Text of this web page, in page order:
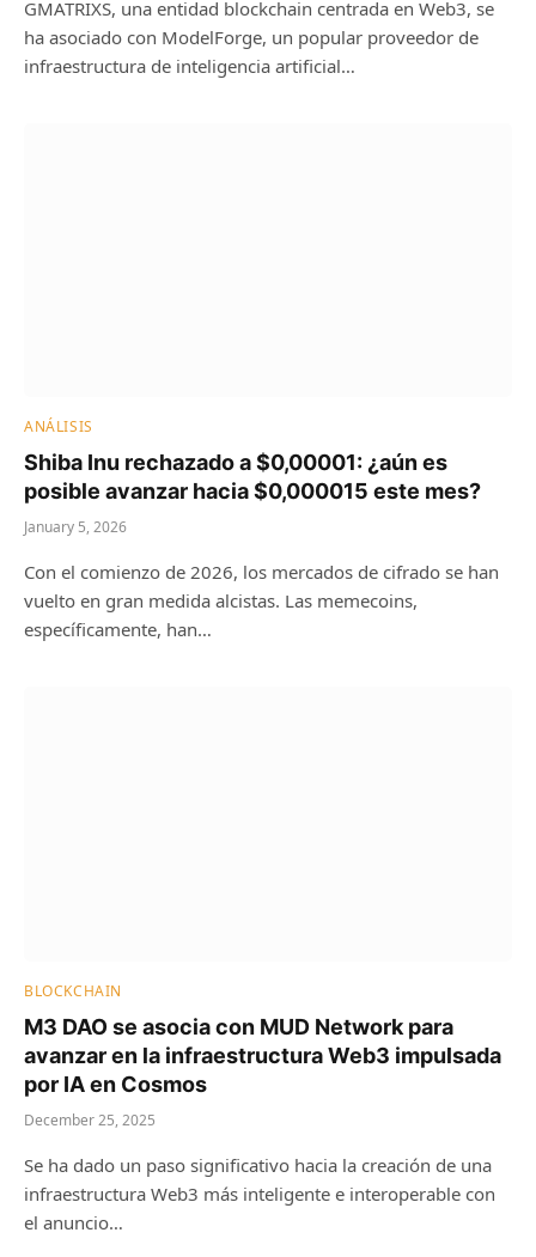
GMATRIXS, una entidad blockchain centrada en Web3, se
ha asociado con ModelForge, un popular proveedor de
infraestructura de inteligencia artificial…
ANÁLISIS
Shiba Inu rechazado a $0,00001: ¿aún es
posible avanzar hacia $0,000015 este mes?
January 5, 2026
Con el comienzo de 2026, los mercados de cifrado se han
vuelto en gran medida alcistas. Las memecoins,
específicamente, han…
BLOCKCHAIN
M3 DAO se asocia con MUD Network para
avanzar en la infraestructura Web3 impulsada
por IA en Cosmos
December 25, 2025
Se ha dado un paso significativo hacia la creación de una
infraestructura Web3 más inteligente e interoperable con
el anuncio…